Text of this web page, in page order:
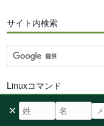
×
サイト内検索
サ
イ
内
索
Linuxコマンド
Linuxコマンド